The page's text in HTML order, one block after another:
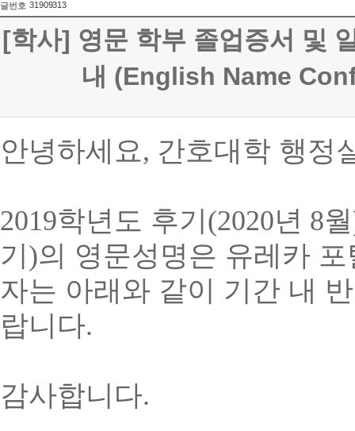
글번호 31909313
[학사] 영문 학부 졸업증서 및
내 (English Name
안녕하세요, 간호대학 행정
2019학년도 후기 (2020년 8월
기 )의 영문성명은 유레카
자는 아래와 같이 기간 내
랍니다.
감사합니다.